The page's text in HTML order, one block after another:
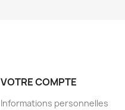
VOTRE COMPTE
Informations personnelles